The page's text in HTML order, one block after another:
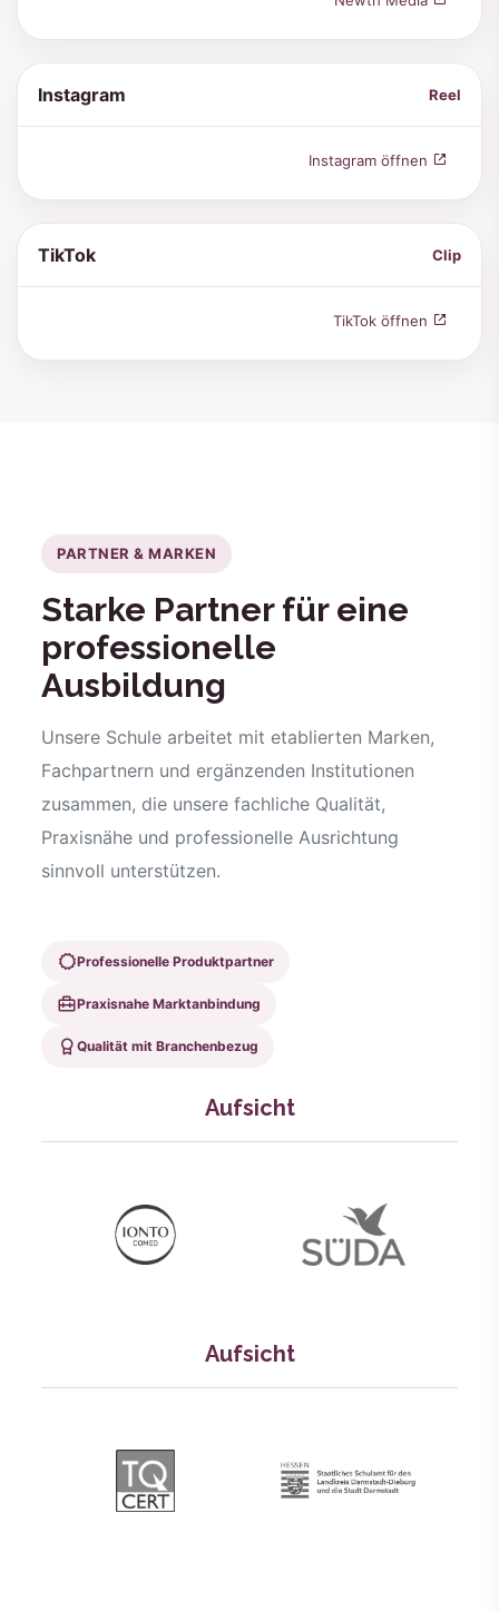
Instagram Reel
Instagram öffnen
TikTok Clip
TikTok öffnen
PARTNER & MARKEN
Starke Partner für eine
professionelle
Ausbildung
Unsere Schule arbeitet mit etablierten Marken,
Fachpartnern und ergänzenden Institutionen
zusammen, die unsere fachliche Qualität,
Praxisnähe und professionelle Ausrichtung
sinnvoll unterstützen.
Professionelle Produktpartner
Praxisnahe Marktanbindung
Qualität mit Branchenbezug
Aufsicht
Aufsicht